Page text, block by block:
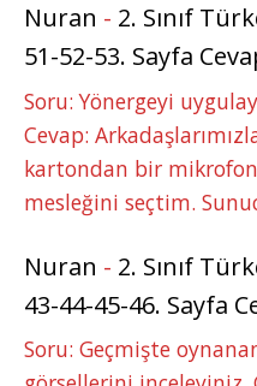
Nuran - 2. Sınıf
51-52-53. Sayfa
Soru: Yönergeyi
Cevap:
kartondan bir mikrofon
mesleğini seçtim.
Nuran - 2. Sınıf
43-44-45-46. Sayfa
Soru: Geçmişte